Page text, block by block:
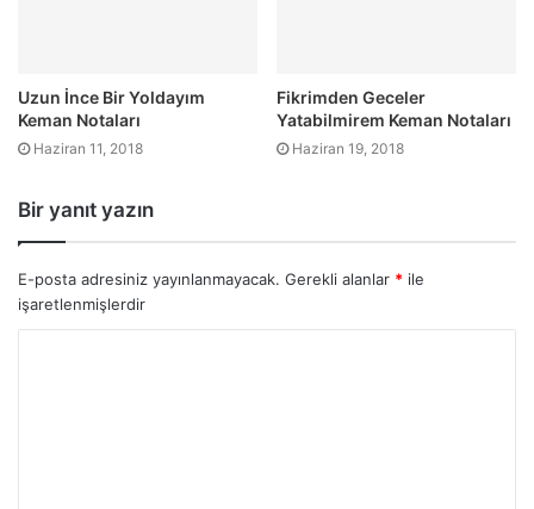
Uzun İnce Bir Yoldayım
Keman Notaları
Haziran 11, 2018
Fikrimden Geceler
Yatabilmirem Keman Notaları
Haziran 19, 2018
Bir yanıt yazın
E-posta adresiniz yayınlanmayacak. Gerekli alanlar * ile
işaretlenmişlerdir